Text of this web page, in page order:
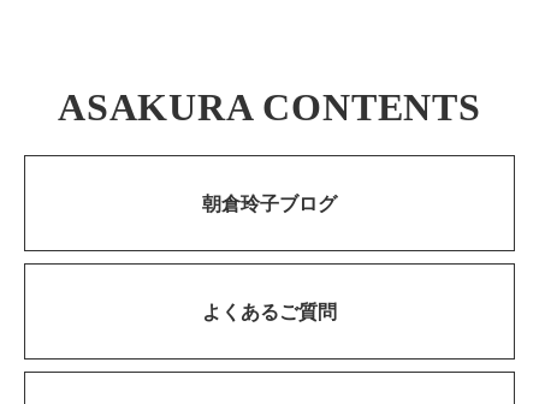
ASAKURA CONTENTS
朝倉玲子ブログ
よくあるご質問